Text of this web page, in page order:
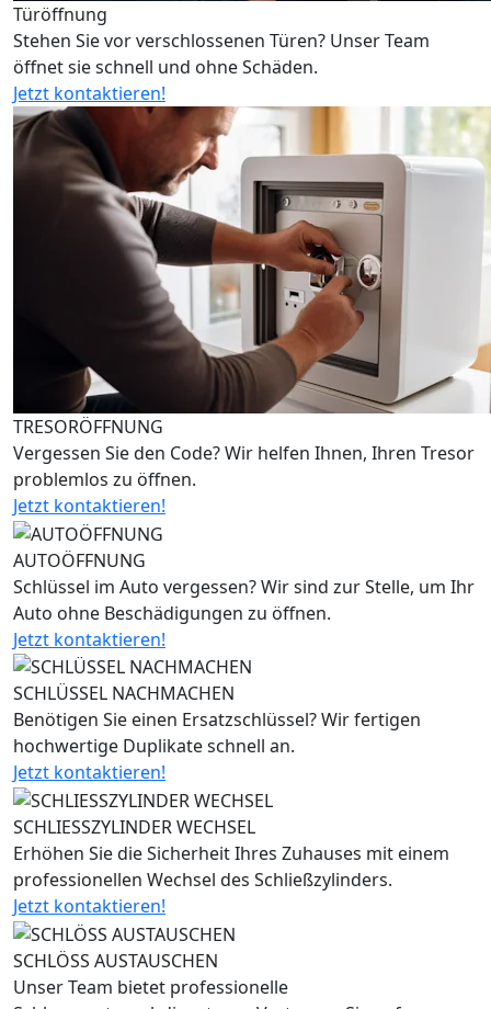
Türöffnung
Stehen Sie vor verschlossenen Türen? Unser Team
öffnet sie schnell und ohne Schäden.
Jetzt kontaktieren!
TRESORÖFFNUNG
Vergessen Sie den Code? Wir helfen Ihnen, Ihren Tresor
problemlos zu öffnen.
Jetzt kontaktieren!
AUTOÖFFNUNG
Schlüssel im Auto vergessen? Wir sind zur Stelle, um Ihr
Auto ohne Beschädigungen zu öffnen.
Jetzt kontaktieren!
SCHLÜSSEL NACHMACHEN
Benötigen Sie einen Ersatzschlüssel? Wir fertigen
hochwertige Duplikate schnell an.
Jetzt kontaktieren!
SCHLIESSZYLINDER WECHSEL
Erhöhen Sie die Sicherheit Ihres Zuhauses mit einem
professionellen Wechsel des Schließzylinders.
Jetzt kontaktieren!
SCHLÖSS AUSTAUSCHEN
Unser Team bietet professionelle